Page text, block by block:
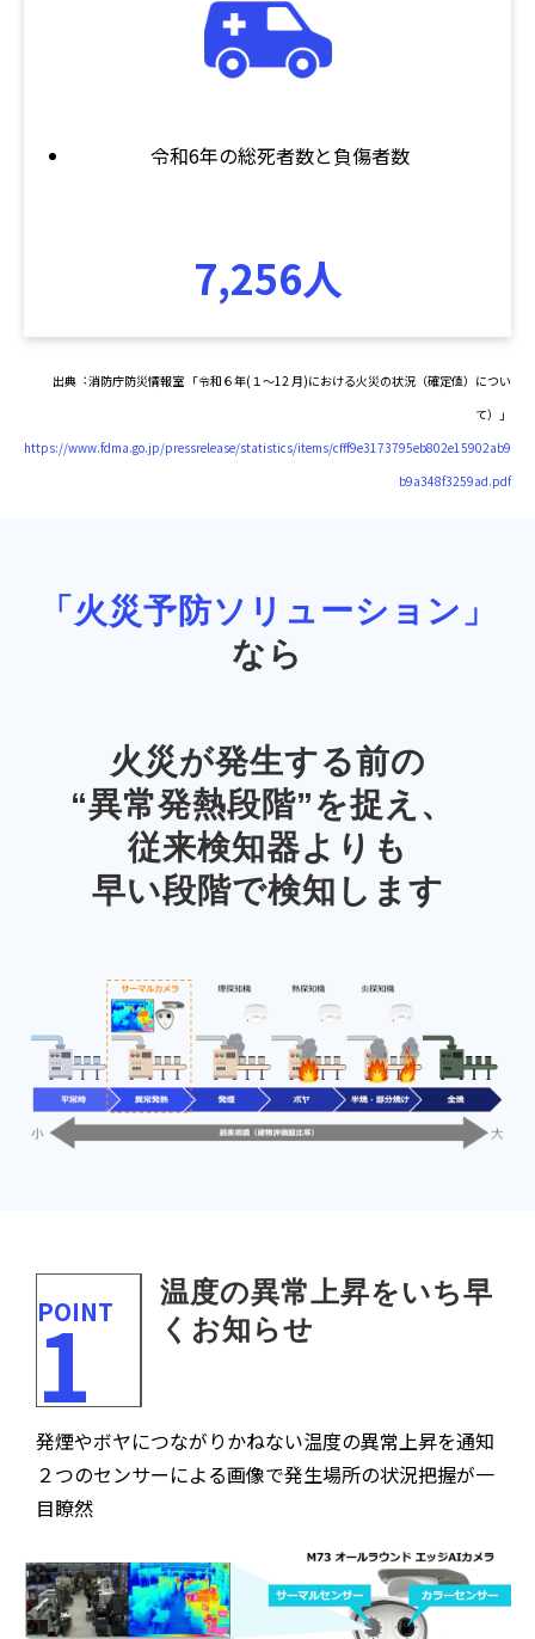
令和6年の総死者数と負傷者数
7,256人
出典︓消防庁防災情報室 「令和６年(１～12 月)における火災の状況（確定値）につい
て）」
https://www.fdma.go.jp/pressrelease/statistics/items/cfff9e3173795eb802e15902ab9
b9a348f3259ad.pdf
「火災予防ソリューション」
なら
火災が発生する前の
“異常発熱段階”を捉え、
従来検知器よりも
早い段階で検知します
POINT
1
温度の異常上昇をいち早
くお知らせ
発煙やボヤにつながりかねない温度の異常上昇を通知
２つのセンサーによる画像で発生場所の状況把握が一
目瞭然